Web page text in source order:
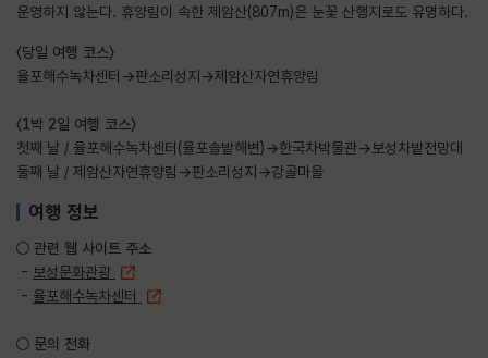
운영하지 않는다. 휴양림이 속한 제암산(807m)은 눈꽃 산행지로도 유명하다.
〈당일 여행 코스〉
율포해수녹차센터→판소리성지→제암산자연휴양림
〈1박 2일 여행 코스〉
첫째 날 / 율포해수녹차센터(율포솔밭해변)→한국차박물관→보성차밭전망대
둘째 날 / 제암산자연휴양림→판소리성지→강골마을
여행 정보
○ 관련 웹 사이트 주소
- 보성문화관광
- 율포해수녹차센터
○ 문의 전화